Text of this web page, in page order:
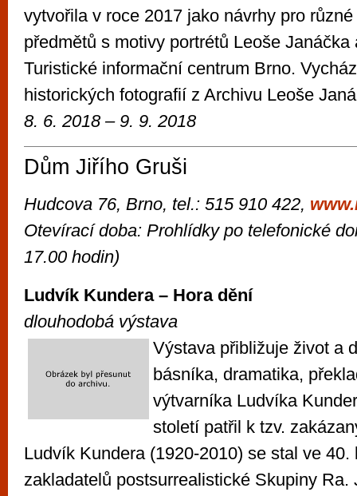
vytvořila v roce 2017 jako návrhy pro
předmětů s motivy portrétů Leoše
Turistické informační centrum Brno.
historických fotografií z Archivu Leoše
8. 6. 2018 – 9. 9. 2018
Dům Jiřího Gruši
Hudcova 76, Brno, tel.: 515 910 422,
Otevírací doba: Prohlídky po telefonické
17.00 hodin)
Ludvík Kundera – Hora dění
dlouhodobá výstava
Výstava přibližuje život a
básníka, dramatika,
výtvarníka Ludvíka
století patřil k tzv.
Ludvík Kundera (1920-2010) se stal ve
zakladatelů postsurrealistické Skupiny Ra.